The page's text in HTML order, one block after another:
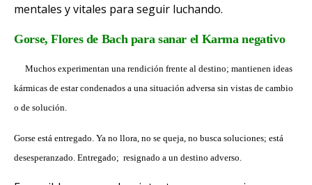
mentales y vitales para seguir luchando.
Gorse, Flores de Bach para sanar el Karma negativo
Muchos experimentan una rendición frente al destino; mantienen ideas
kármicas de estar condenados a una situación adversa sin vistas de cambio
o de solución.
Gorse está entregado. Ya no llora, no se queja, no busca soluciones; está
desesperanzado. Entregado; resignado a un destino adverso.